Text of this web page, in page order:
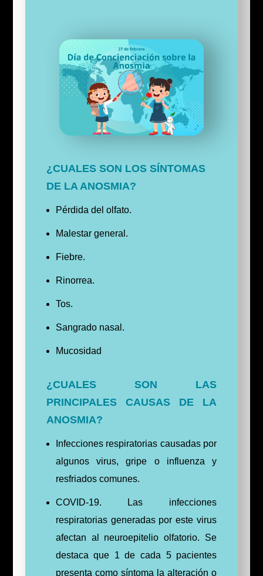
¿CUALES SON LOS SÍNTOMAS
DE LA ANOSMIA?
Pérdida del olfato.
Malestar general.
Fiebre.
Rinorrea.
Tos.
Sangrado nasal.
Mucosidad
¿CUALES SON LAS
PRINCIPALES CAUSAS DE LA
ANOSMIA?
Infecciones respiratorias causadas por
algunos virus, gripe o influenza y
resfriados comunes.
COVID-19. Las infecciones
respiratorias generadas por este virus
afectan al neuroepitelio olfatorio. Se
destaca que 1 de cada 5 pacientes
presenta como síntoma la alteración o